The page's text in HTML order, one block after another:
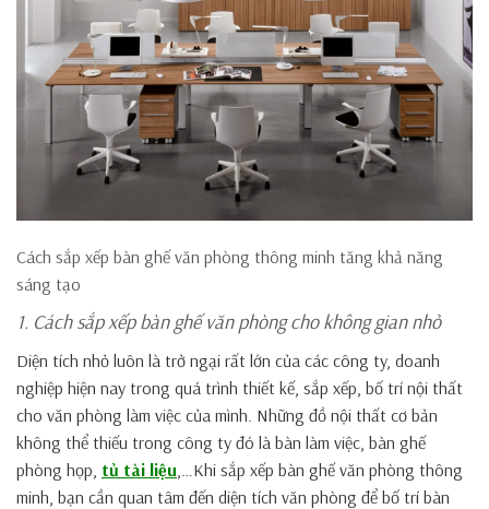
Cách sắp xếp bàn ghế văn phòng thông minh tăng khả năng
sáng tạo
1. Cách sắp xếp bàn ghế văn phòng cho không gian nhỏ
Diện tích nhỏ luôn là trở ngại rất lớn của các công ty, doanh
nghiệp hiện nay trong quá trình thiết kế, sắp xếp, bố trí nội thất
cho văn phòng làm việc của mình. Những đồ nội thất cơ bản
không thể thiếu trong công ty đó là bàn làm việc, bàn ghế
phòng họp, tủ tài liệu ,…Khi sắp xếp bàn ghế văn phòng thông
minh, bạn cần quan tâm đến diện tích văn phòng để bố trí bàn